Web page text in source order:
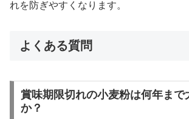
れを防ぎやすくなります。
よくある質問
賞味期限切れの小麦粉は何年まで
か？